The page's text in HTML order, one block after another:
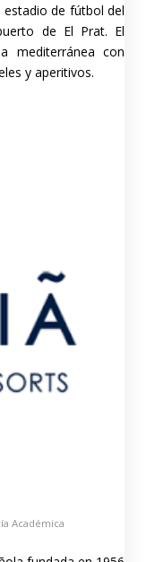
de fútbol del
de El Prat. El
mediterránea con
y aperitivos.
Académica